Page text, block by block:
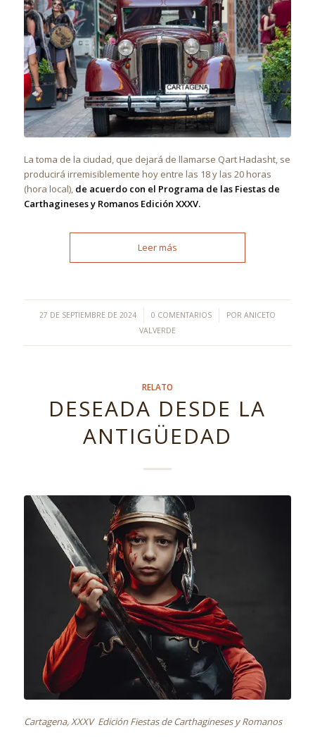
La toma de la ciudad, que dejará de llamarse Qart Hadasht, se
producirá irremisiblemente hoy entre las 18 y las 20 horas
(hora local), de acuerdo con el Programa de las Fiestas de
Carthagineses y Romanos Edición XXXV.
Leer más
27 DE SEPTIEMBRE DE 2024
/ 0 COMENTARIOS
/ POR ANICETO
VALVERDE
RELATO
DESEADA DESDE LA
ANTIGÜEDAD
Cartagena, XXXV Edición Fiestas de Carthagineses y Romanos